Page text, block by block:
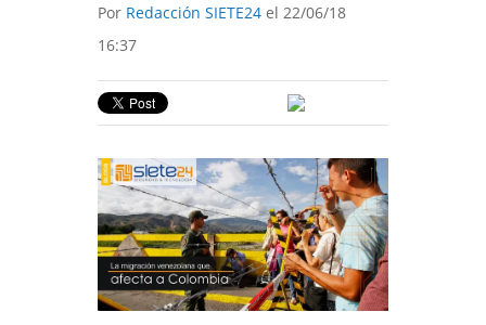
Por Redacción SIETE24 el 22/06/18
16:37